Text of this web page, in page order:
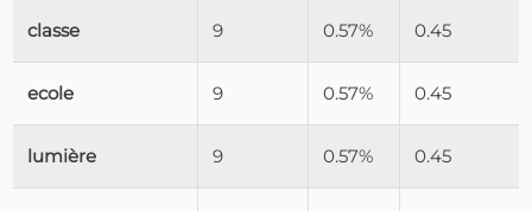
classe 9 0.57% 0.45
ecole 9 0.57% 0.45
lumière 9 0.57% 0.45